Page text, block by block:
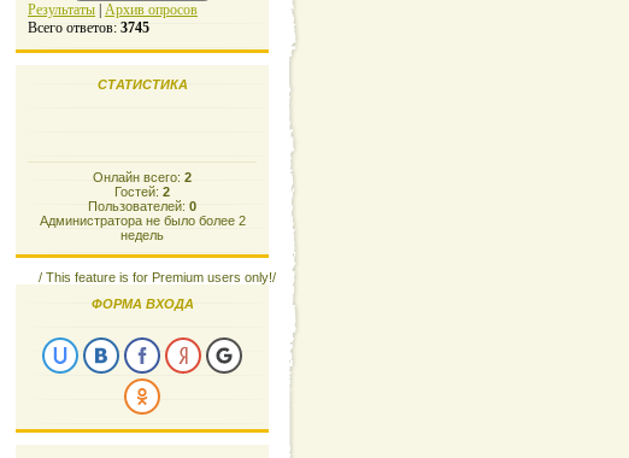
Результаты Архив опросов
Всего ответов: 3745
СТАТИСТИКА
Онлайн всего: 2
Гостей: 2
Пользователей: 0
Администратора не было более 2
недель
/ This feature is for Premium users only!/
ФОРМА ВХОДА